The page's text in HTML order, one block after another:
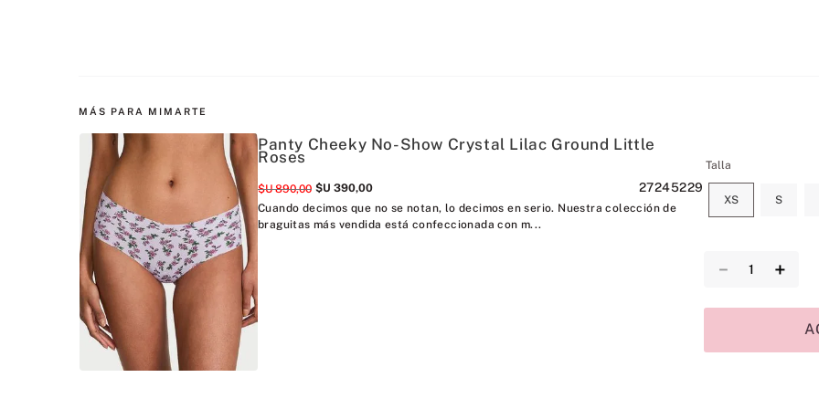
MÁS PARA MIMARTE
Panty Cheeky No-Show Crystal Lilac Ground Little
Roses
$U 890,00 $U 390,00 27245229
Cuando decimos que no se notan, lo decimos en serio. Nuestra colección de
braguitas más vendida está confeccionada con m...
Talla
XS S
＋
－